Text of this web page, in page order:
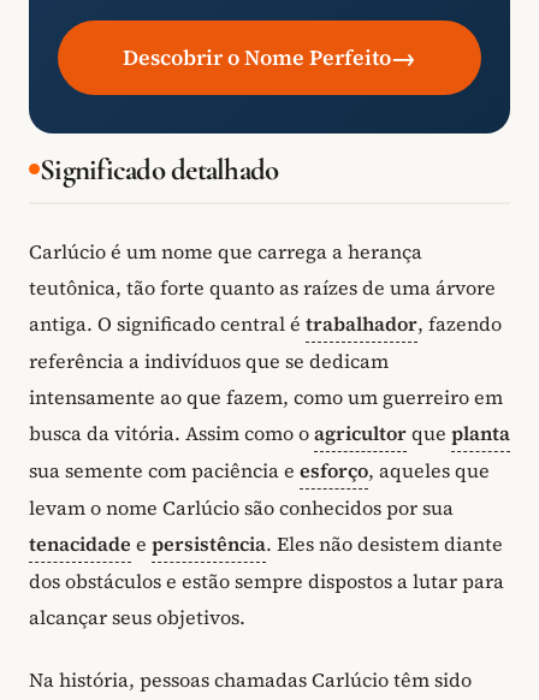
Descobrir o Nome Perfeito→
Significado detalhado
Carlúcio é um nome que carrega a herança
teutônica, tão forte quanto as raízes de uma árvore
antiga. O significado central é trabalhador, fazendo
referência a indivíduos que se dedicam
intensamente ao que fazem, como um guerreiro em
busca da vitória. Assim como oagricultorque planta
sua semente com paciência e esforço, aqueles que
levam o nome Carlúcio são conhecidos por sua
tenacidade e persistência. Eles não desistem diante
dos obstáculos e estão sempre dispostos a lutar para
alcançar seus objetivos.
Na história, pessoas chamadas Carlúcio têm sido